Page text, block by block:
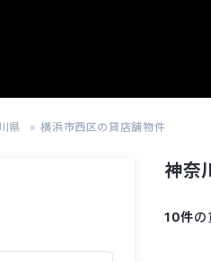
県 横浜市西区の貸店舗物件
神奈
10件の